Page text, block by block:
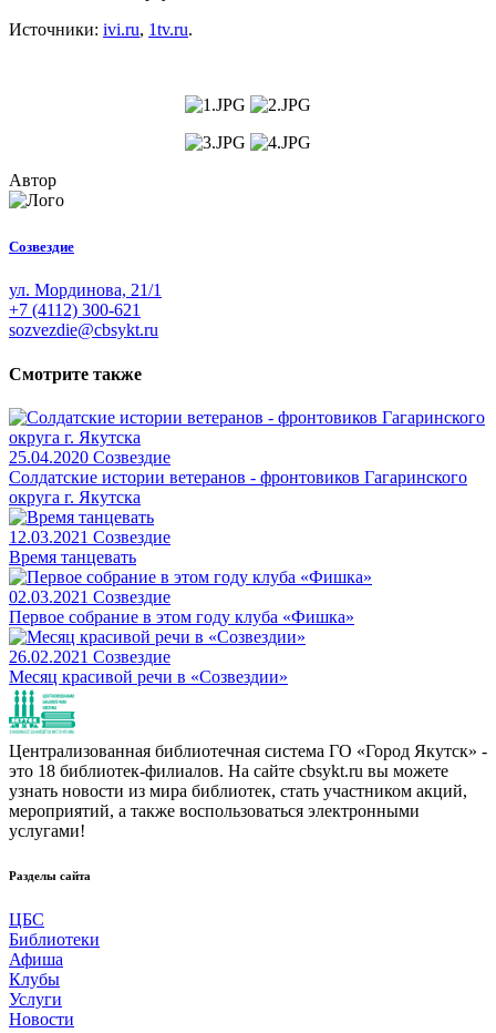
Источники: ivi.ru, 1tv.ru.
Автор
Созвездие
ул. Мординова, 21/1
+7 (4112) 300-621
sozvezdie@cbsykt.ru
Смотрите также
25.04.2020 Созвездие
Солдатские истории ветеранов - фронтовиков Гагаринского
округа г. Якутска
12.03.2021 Созвездие
Время танцевать
02.03.2021 Созвездие
Первое собрание в этом году клуба «Фишка»
26.02.2021 Созвездие
Месяц красивой речи в «Созвездии»
Централизованная библиотечная система ГО «Город Якутск» -
это 18 библиотек-филиалов. На сайте cbsykt.ru вы можете
узнать новости из мира библиотек, стать участником акций,
мероприятий, а также воспользоваться электронными
услугами!
Разделы сайта
ЦБС
Библиотеки
Афиша
Клубы
Услуги
Новости